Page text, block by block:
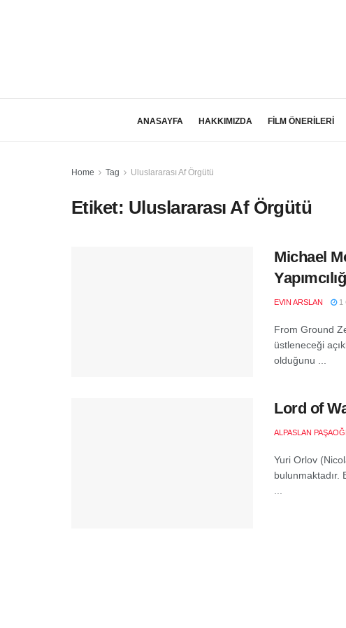
ANASAYFA HAKKIMIZDA FİLM ÖNERİLERİ
Home Tag Uluslararası Af Örgütü
Etiket: Uluslararası Af Örgütü
Michael
EVIN ARSLAN 1
From Ground
üstleneceği
olduğunu ...
Lord of
ALPASLAN
Yuri Orlov
bulunmaktadır.